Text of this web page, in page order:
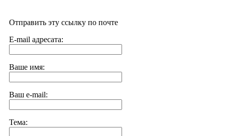
Отправить эту ссылку по почте
E-mail адресата:
Ваше имя:
Ваш e-mail:
Тема: